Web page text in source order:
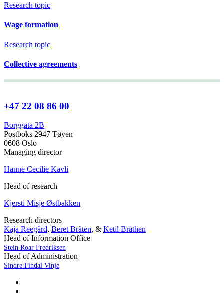
Research topic
Wage formation
Research topic
Collective agreements
+47 22 08 86 00
Borggata 2B
Postboks 2947 Tøyen
0608 Oslo
Managing director
Hanne Cecilie Kavli
Head of research
Kjersti Misje Østbakken
Research directors
Kaja Reegård, Beret Bråten, & Ketil Bråthen
Head of Information Office
Stein Roar Fredriksen
Head of Administration
Sindre Findal Vinje